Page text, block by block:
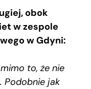
obok
w zespole
w Gdyni:
to, że nie
Podobnie jak